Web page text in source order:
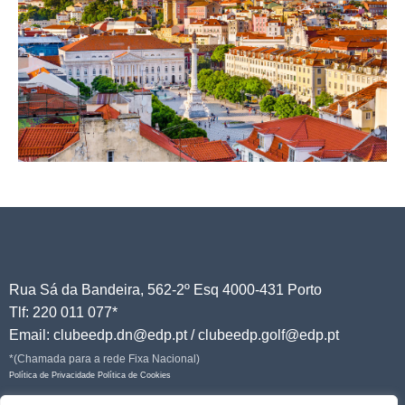
Rua Sá da Bandeira, 562-2º Esq 4000-431 Porto
Tlf: 220 011 077*
Email: clubeedp.dn@edp.pt / clubeedp.golf@edp.pt
*(Chamada para a rede Fixa Nacional)
Política de Privacidade Política de Cookies